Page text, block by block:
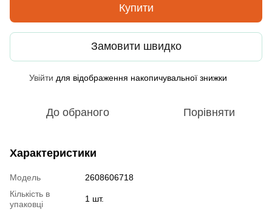
Купити
Замовити швидко
Увійти для відображення накопичувальної знижки
До обраного Порівняти
Характеристики
Модель
2608606718
Кількість в
упаковці
1 шт.